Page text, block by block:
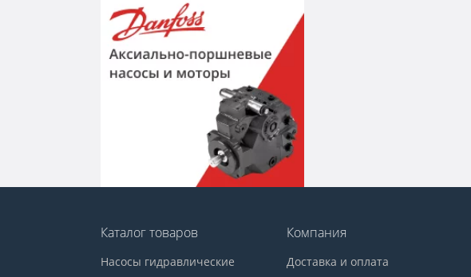
Каталог товаров
Насосы гидравлические
Компания
Доставка и оплата